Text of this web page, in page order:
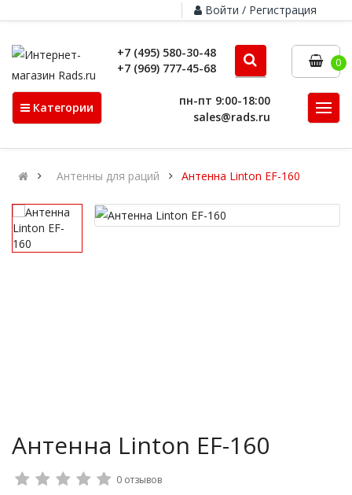
Войти / Регистрация
+7 (495) 580-30-48
+7 (969) 777-45-68
0
Категории
пн-пт 9:00-18:00
sales@rads.ru
Антенны для раций Антенна Linton EF-160
Антенна Linton EF-160
0 отзывов